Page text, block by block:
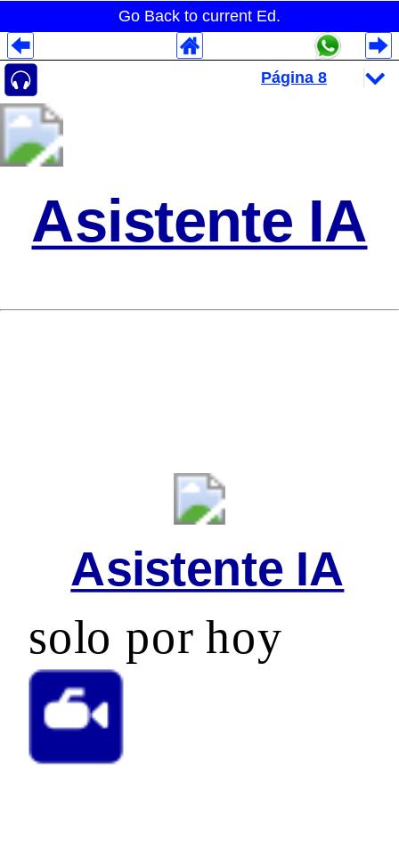
Go Back to current Ed.
Asistente IA
Asistente IA
solo por hoy
Despliegues Analytics
Despliegues Totales
Despliegues por Rubros